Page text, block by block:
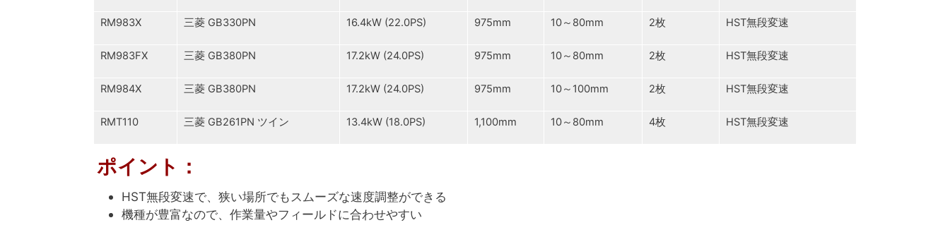
RM983X 三菱 GB330PN 16.4kW (22.0PS) 975mm 10～80mm 2枚 HST無段変速
RM983FX 三菱 GB380PN 17.2kW (24.0PS) 975mm 10～80mm 2枚 HST無段変速
RM984X 三菱 GB380PN 17.2kW (24.0PS) 975mm 10～100mm 2枚 HST無段変速
RMT110 三菱 GB261PN ツイン 13.4kW (18.0PS) 1,100mm 10～80mm 4枚 HST無段変速
ポイント ：
HST無段変速で、狭い場所でもスムーズな速度調整ができる
機種が豊富なので、作業量やフィールドに合わせやすい